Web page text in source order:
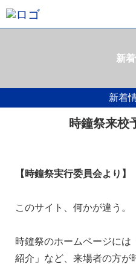
新
新着
時鐘祭来校
【時鐘祭実行委員会より】
このサイト、何かが違う。
時鐘祭のホームページに
紹介」など、来場者の方が